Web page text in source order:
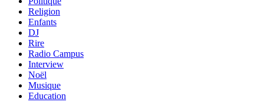
Religion
Enfants
DJ
Rire
Radio Campus
Interview
Noël
Musique
Education